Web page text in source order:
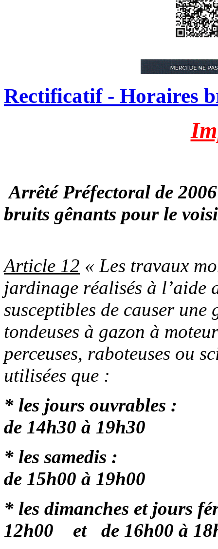
Rectificatif - Horaires
Arrêté Préfectoral de
bruits gênants pour le
Article 12 « Les travaux
jardinage réalisés à l’aide
susceptibles de causer
tondeuses à gazon à
perceuses, raboteuses ou
utilisées que :
* les jours
de 14h30 à 19h30
* les
de 15h00 à 19h00
* les dimanches et jours
12h00
et
de 16h00 à